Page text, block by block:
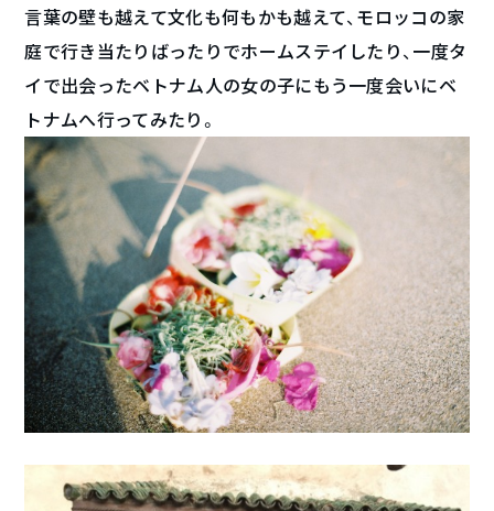
言葉の壁も越えて文化も何もかも越えて、モロッコの家
庭で行き当たりばったりでホームステイしたり、一度タ
イで出会ったベトナム人の女の子にもう一度会いにベ
トナムへ行ってみたり。